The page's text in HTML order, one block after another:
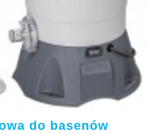
do basenów